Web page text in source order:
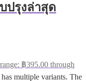
ปรุงล่าสุด
฿395.00 through
multiple variants. The